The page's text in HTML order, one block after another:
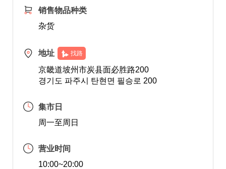
销售物品种类
杂货
地址 找路
京畿道坡州市炭县面必胜路200
경기도 파주시 탄현면 필승로 200
集市日
周一至周日
营业时间
10:00~20:00